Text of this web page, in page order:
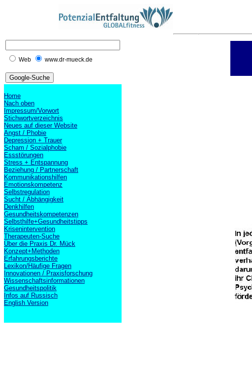
Web www.dr-mueck.de
Home
Nach oben
Impressum/Vorwort
Stichwortverzeichnis
Neues auf dieser Website
Angst / Phobie
Depression + Trauer
Scham / Sozialphobie
Essstörungen
Stress + Entspannung
Beziehung / Partnerschaft
Kommunikationshilfen
Emotionskompetenz
Selbstregulation
Sucht / Abhängigkeit
Denkhilfen
Gesundheitskompetenzen
Selbsthilfe+Gesundheitstipps
Krisenintervention
Therapeuten-Suche
Über die Praxis Dr. Mück
Konzept+Methoden
Erfahrungsberichte
Lexikon/Häufige Fragen
Innovationen / Praxisforschung
Wissenschaftsinformationen
Gesundheitspolitik
Infos auf Russisch
English Version